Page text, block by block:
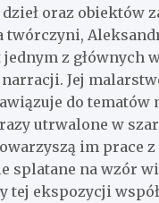
oraz obiektów
twórczyni,
z głównych
Jej
do tematów
utrwalone w
im prace
splatane na wzór
tej ekspozycji